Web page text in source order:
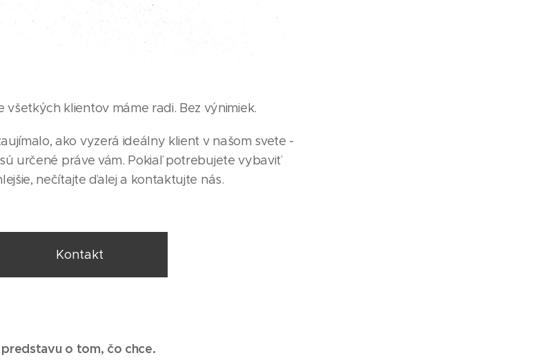
všetkých klientov máme radi. Bez výnimiek.
ako vyzerá ideálny klient v našom svete -
určené práve vám. Pokiaľ potrebujete vybaviť
nečítajte ďalej a kontaktujte nás.
Kontakt
o tom, čo chce.